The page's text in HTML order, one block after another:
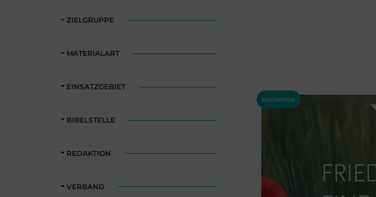
ZIELGRUPPE
MATERIALART
EINSATZGEBIET
BIBELSTELLE
REDAKTION
VERBAND